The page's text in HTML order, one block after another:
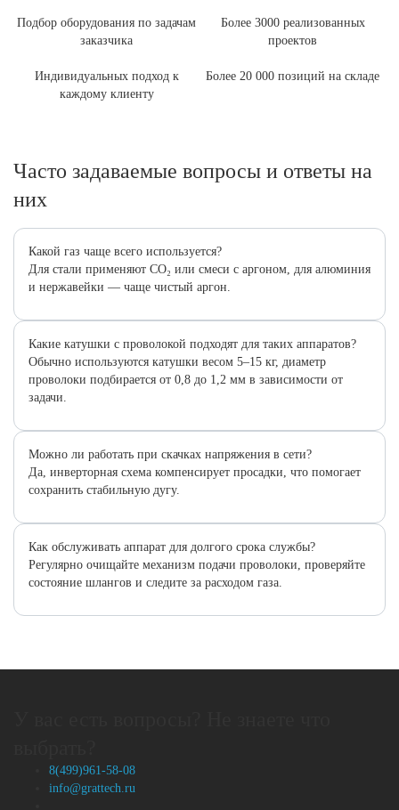
Подбор оборудования по задачам
заказчика
Более 3000 реализованных
проектов
Индивидуальных подход к
каждому клиенту
Более 20 000 позиций на складе
Часто задаваемые вопросы и ответы на
них
Какой газ чаще всего используется?
Для стали применяют CO₂ или смеси с аргоном, для алюминия
и нержавейки — чаще чистый аргон.
Какие катушки с проволокой подходят для таких аппаратов?
Обычно используются катушки весом 5–15 кг, диаметр
проволоки подбирается от 0,8 до 1,2 мм в зависимости от
задачи.
Можно ли работать при скачках напряжения в сети?
Да, инверторная схема компенсирует просадки, что помогает
сохранить стабильную дугу.
Как обслуживать аппарат для долгого срока службы?
Регулярно очищайте механизм подачи проволоки, проверяйте
состояние шлангов и следите за расходом газа.
8(499)961-58-08
info@grattech.ru